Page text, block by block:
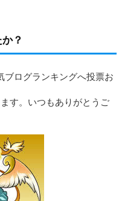
？
ブログランキングへ投票お
す。いつもありがとうご